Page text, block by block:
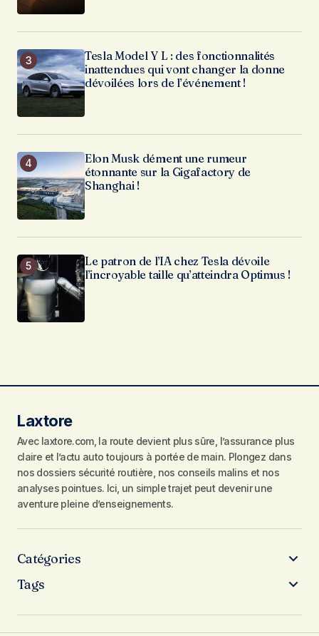
Tesla Model Y L : des fonctionnalités
inattendues qui vont changer la donne
dévoilées lors de l’événement !
Elon Musk dément une rumeur
étonnante sur la Gigafactory de
Shanghai !
Le patron de l’IA chez Tesla dévoile
l’incroyable taille qu’atteindra Optimus !
Laxtore
Avec laxtore.com, la route devient plus sûre, l’assurance plus
claire et l’actu auto toujours à portée de main. Plongez dans
nos dossiers sécurité routière, nos conseils malins et nos
analyses pointues. Ici, un simple trajet peut devenir une
aventure pleine d’enseignements.
Catégories
Tags